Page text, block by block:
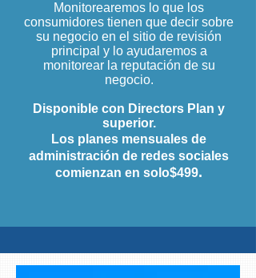
Monitorearemos lo que los
consumidores tienen que decir sobre
su negocio en el sitio de revisión
principal y lo ayudaremos a
monitorear la reputación de su
negocio.
Disponible con Directors Plan y
superior.
Los planes mensuales de
administración de redes sociales
comienzan en solo$499.